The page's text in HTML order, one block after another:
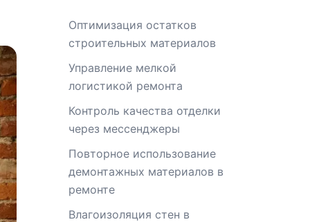
Оптимизация остатков
строительных материалов
Управление мелкой
логистикой ремонта
Контроль качества отделки
через мессенджеры
Повторное использование
демонтажных материалов в
ремонте
Влагоизоляция стен в